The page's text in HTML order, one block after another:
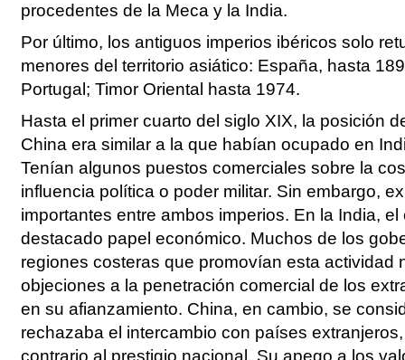
procedentes de la Meca y la India.
Por último, los antiguos imperios ibéricos solo
menores del territorio asiático: España, hasta
Portugal; Timor Oriental hasta 1974.
Hasta el primer cuarto del siglo XIX, la posición
China era similar a la que habían ocupado en
Tenían algunos puestos comerciales sobre la
influencia política o poder militar. Sin embargo,
importantes entre ambos imperios. En la India,
destacado papel económico. Muchos de los
regiones costeras que promovían esta actividad
objeciones a la penetración comercial de los
en su afianzamiento. China, en cambio, se
rechazaba el intercambio con países
contrario al prestigio nacional. Su apego a los